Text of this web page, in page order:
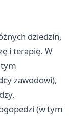
dziedzin,
i terapię. W
zawodowi),
(w tym